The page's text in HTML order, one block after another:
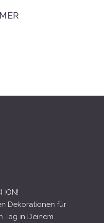
Dekorationen für
Tag in Deinem